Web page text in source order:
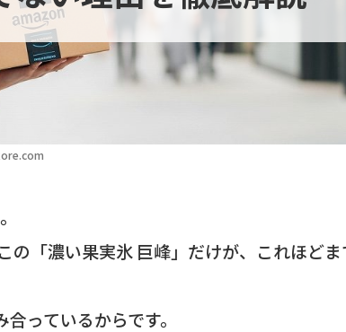
の「濃い果実氷 巨峰」だけが、これほどま
っているからです。